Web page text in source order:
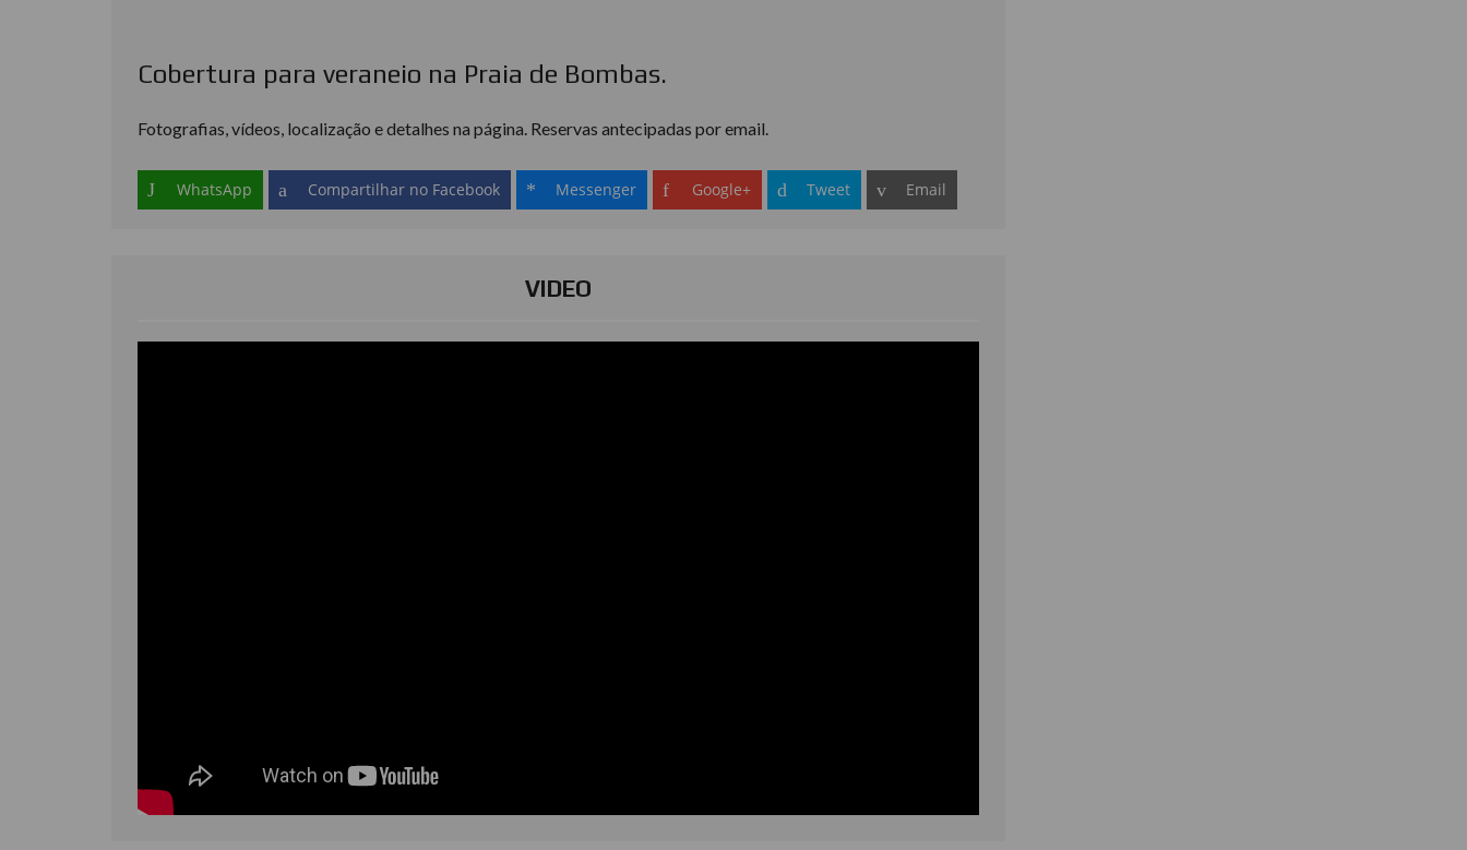
Cobertura para veraneio na Praia de Bombas.
Fotografias, vídeos, localização e detalhes na página. Reservas antecipadas por email.
WhatsApp Compartilhar no Facebook Messenger Google+ Tweet Email
VIDEO